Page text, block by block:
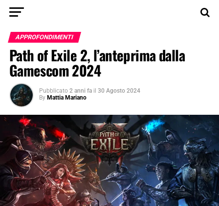
APPROFONDIMENTI
Path of Exile 2, l’anteprima dalla
Gamescom 2024
Pubblicato 2 anni fa il 30 Agosto 2024
By Mattia Mariano